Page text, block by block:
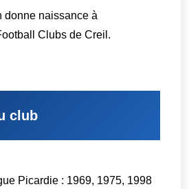
donne naissance à
Clubs de Creil.
club
Picardie : 1969, 1975, 1998